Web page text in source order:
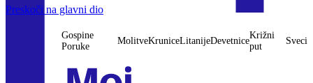
Preskoči na glavni dio
Gospine
Poruke
MolitveKruniceLitanijeDevetnice
Križni
put
Sveci